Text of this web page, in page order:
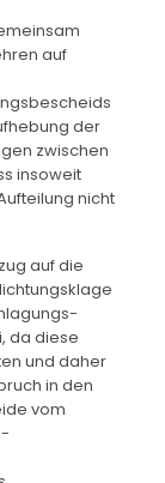
auf
der
zwischen
insoweit
nicht
auf die
da diese
und daher
in den
vom